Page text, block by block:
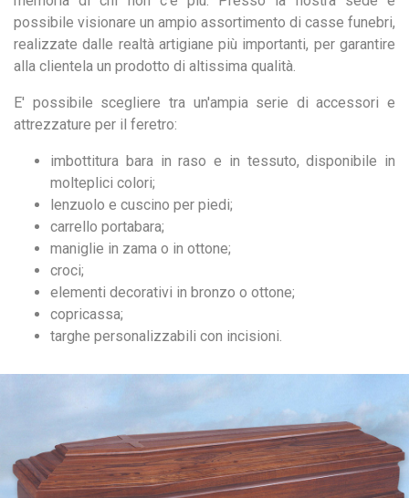
possibile visionare un ampio assortimento di casse funebri,
realizzate dalle realtà artigiane più importanti, per garantire
alla clientela un prodotto di altissima qualità.
E' possibile scegliere tra un'ampia serie di accessori e
attrezzature per il feretro:
imbottitura bara in raso e in tessuto, disponibile in
molteplici colori;
lenzuolo e cuscino per piedi;
carrello portabara;
maniglie in zama o in ottone;
croci;
elementi decorativi in bronzo o ottone;
copricassa;
targhe personalizzabili con incisioni.